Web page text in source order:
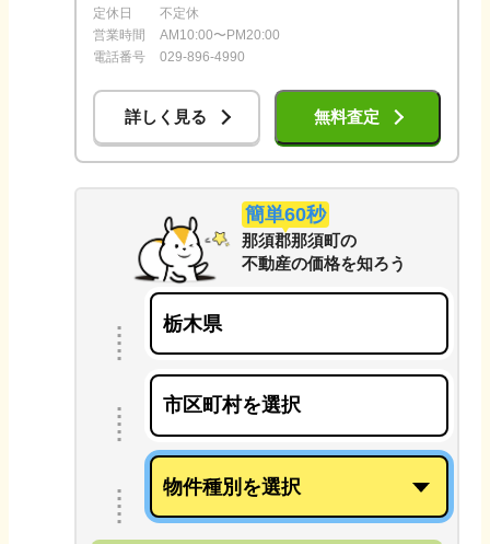
定休日
不定休
営業時間
AM10:00〜PM20:00
電話番号
029-896-4990
詳しく見る 無料査定
簡単60秒
那須郡那須町の
不動産の価格を知ろう